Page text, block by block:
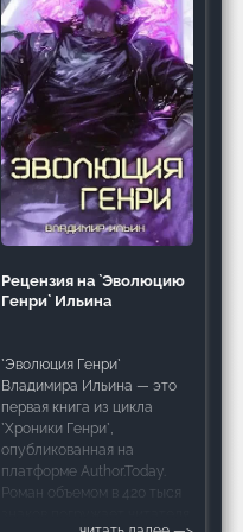
Рецензия на `Эволюцию
Генри` Ильина
`Эволюция Генри`
Владимира Ильина — это
первая книга из цикла
`Хроники Генри`,
опубликованная на
платформе Author.Today.
Роман объемом в 420 тысяч